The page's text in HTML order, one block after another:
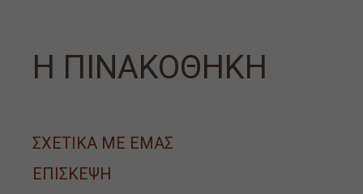
Η ΠΙΝΑΚΟΘΗΚΗ
ΣΧΕΤΙΚΑ ΜΕ ΕΜΑΣ
ΕΠΙΣΚΕΨΗ